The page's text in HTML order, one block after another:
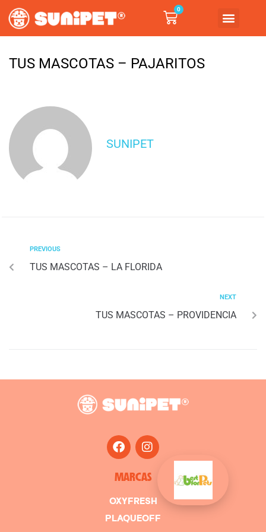
0
TUS MASCOTAS – PAJARITOS
SUNIPET
PREVIOUS
TUS MASCOTAS – LA FLORIDA
NEXT
TUS MASCOTAS – PROVIDENCIA
MARCAS
OXYFRESH
PLAQUEOFF